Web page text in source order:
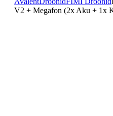
V2 + Megafon (2x Aku + 1x